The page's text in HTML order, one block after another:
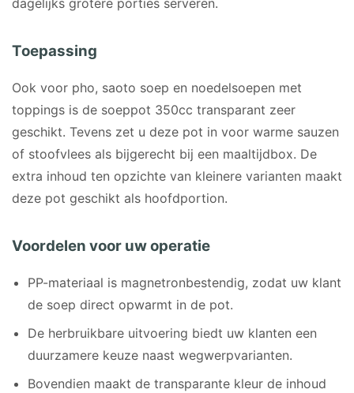
dagelijks grotere porties serveren.
Toepassing
Ook voor pho, saoto soep en noedelsoepen met
toppings is de soeppot 350cc transparant zeer
geschikt. Tevens zet u deze pot in voor warme sauzen
of stoofvlees als bijgerecht bij een maaltijdbox. De
extra inhoud ten opzichte van kleinere varianten maakt
deze pot geschikt als hoofdportion.
Voordelen voor uw operatie
PP-materiaal is magnetronbestendig, zodat uw klant
de soep direct opwarmt in de pot.
De herbruikbare uitvoering biedt uw klanten een
duurzamere keuze naast wegwerpvarianten.
Bovendien maakt de transparante kleur de inhoud